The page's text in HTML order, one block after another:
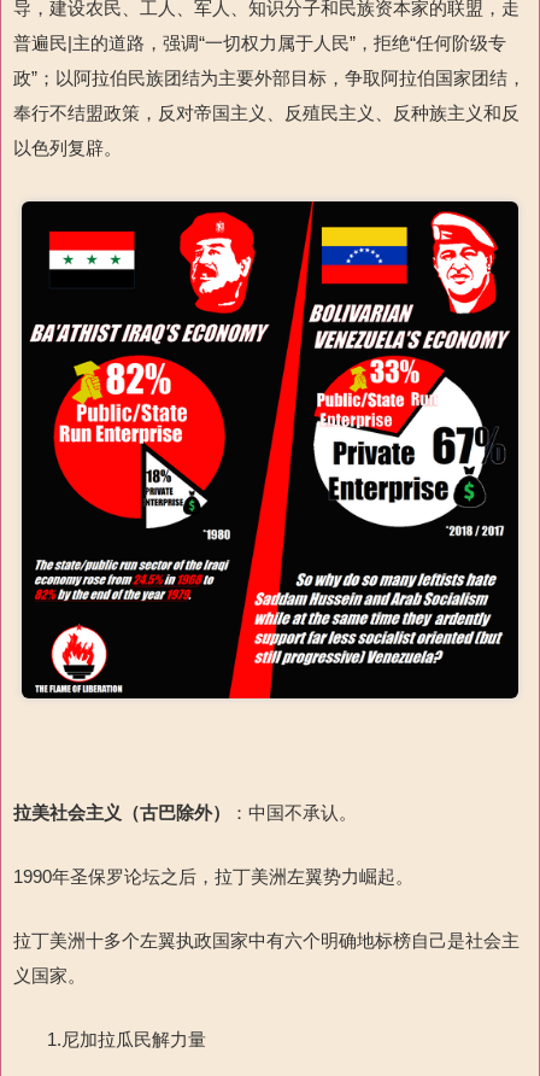
导，建设农民、工人、军人、知识分子和民族资本家的联盟，走
普遍民|主的道路，强调“一切权力属于人民”，拒绝“任何阶级专
政”；以阿拉伯民族团结为主要外部目标，争取阿拉伯国家团结，
奉行不结盟政策，反对帝国主义、反殖民主义、反种族主义和反
以色列复辟。
拉美社会主义（古巴除外） ：中国不承认。
1990年圣保罗论坛之后，拉丁美洲左翼势力崛起。
拉丁美洲十多个左翼执政国家中有六个明确地标榜自己是社会主
义国家。
1.尼加拉瓜民解力量